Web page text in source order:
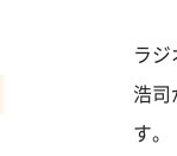
ラ
浩
す。